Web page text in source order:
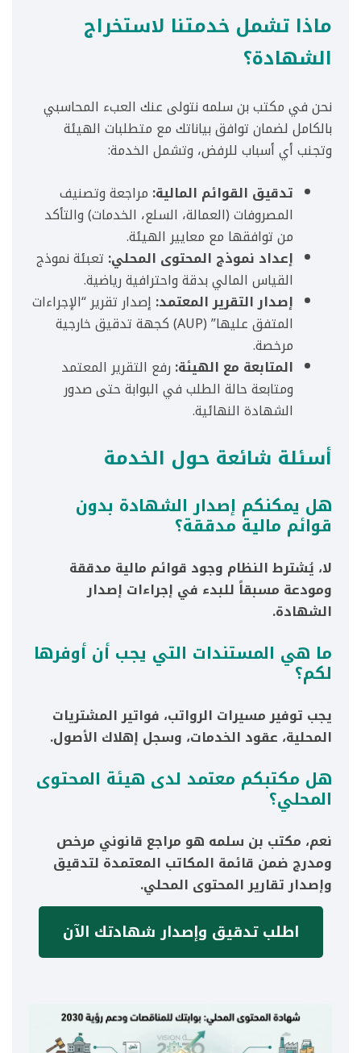
ماذا تشمل خدمتنا لاستخراج
الشهادة؟
نحن في مكتب بن سلمه نتولى عنك العبء المحاسبي
بالكامل لضمان توافق بياناتك مع متطلبات الهيئة
وتجنب أي أسباب للرفض، وتشمل الخدمة:
تدقيق القوائم المالية: مراجعة وتصنيف
المصروفات (العمالة، السلع، الخدمات) والتأكد
من توافقها مع معايير الهيئة.
إعداد نموذج المحتوى المحلي: تعبئة نموذج
القياس المالي بدقة واحترافية رياضية.
إصدار التقرير المعتمد: إصدار تقرير “الإجراءات
المتفق عليها” (AUP) كجهة تدقيق خارجية
مرخصة.
المتابعة مع الهيئة: رفع التقرير المعتمد
ومتابعة حالة الطلب في البوابة حتى صدور
الشهادة النهائية.
أسئلة شائعة حول الخدمة
هل يمكنكم إصدار الشهادة بدون
قوائم مالية مدققة؟
لا، يُشترط النظام وجود قوائم مالية مدققة
ومودعة مسبقاً للبدء في إجراءات إصدار
الشهادة.
ما هي المستندات التي يجب أن أوفرها
لكم؟
يجب توفير مسيرات الرواتب، فواتير المشتريات
المحلية، عقود الخدمات، وسجل إهلاك الأصول.
هل مكتبكم معتمد لدى هيئة المحتوى
المحلي؟
نعم، مكتب بن سلمه هو مراجع قانوني مرخص
ومدرج ضمن قائمة المكاتب المعتمدة لتدقيق
وإصدار تقارير المحتوى المحلي.
اطلب تدقيق وإصدار شهادتك الآن